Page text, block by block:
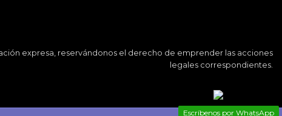
Escríbenos por WhatsApp
expresa, reservándonos el derecho de emprender las acciones
legales correspondientes.